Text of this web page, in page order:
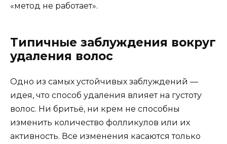
«метод не работает».
Типичные заблуждения вокруг
удаления волос
Одно из самых устойчивых заблуждений —
идея, что способ удаления влияет на густоту
волос. Ни бритьё, ни крем не способны
изменить количество фолликулов или их
активность. Все изменения касаются только